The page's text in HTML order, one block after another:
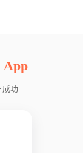
App
成功